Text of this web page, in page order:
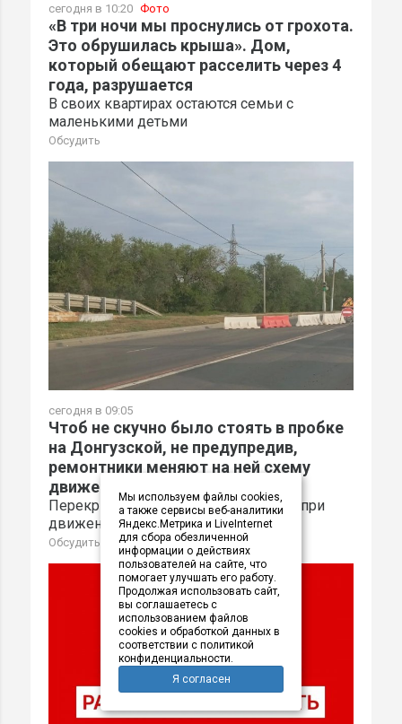
сегодня в 10:20 Фото
«В три ночи мы проснулись от грохота.
Это обрушилась крыша». Дом,
который обещают расселить через 4
года, разрушается
В своих квартирах остаются семьи с
маленькими детьми
Обсудить
сегодня в 09:05
Чтоб не скучно было стоять в пробке
на Донгузской, не предупредив,
ремонтники меняют на ней схему
движения
Перекрыты две полосы Донгузской при
движении из центра в Южный
Обсудить
Мы используем файлы cookies,
а также сервисы веб-аналитики
Яндекс.Метрика и LiveInternet
для сбора обезличенной
информации о действиях
пользователей на сайте, что
помогает улучшать его работу.
Продолжая использовать сайт,
вы соглашаетесь с
использованием файлов
cookies и обработкой данных в
соответствии с политикой
конфиденциальности.
Я согласен